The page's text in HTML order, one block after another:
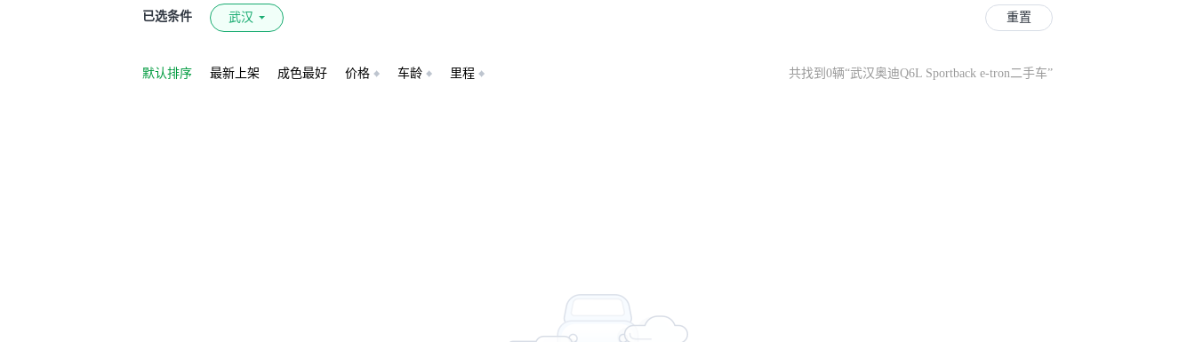
已选条件 武汉 重置
默认排序 最新上架 成色最好 价格 车龄 里程 共找到0辆“武汉奥迪Q6L Sportback e-tron二手车”